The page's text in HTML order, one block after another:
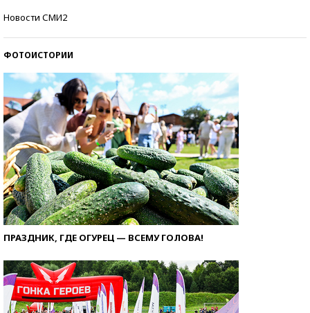
Новости СМИ2
ФОТОИСТОРИИ
ПРАЗДНИК, ГДЕ ОГУРЕЦ — ВСЕМУ ГОЛОВА!